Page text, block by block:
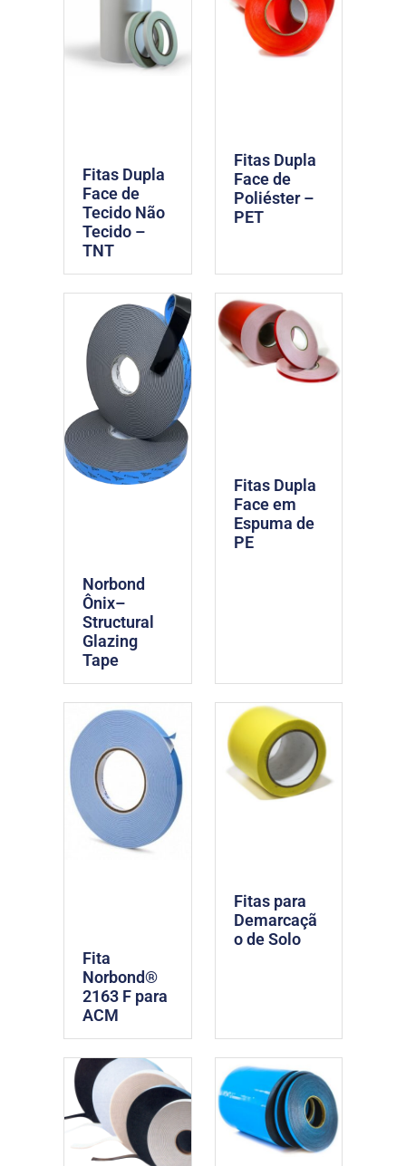
Fitas Dupla
Face de
Tecido Não
Tecido –
TNT
Fitas Dupla
Face de
Poliéster –
PET
Norbond
Ônix–
Structural
Glazing
Tape
Fitas Dupla
Face em
Espuma de
PE
Fita
Norbond®
2163 F para
ACM
Fitas para
Demarcaçã
o de Solo